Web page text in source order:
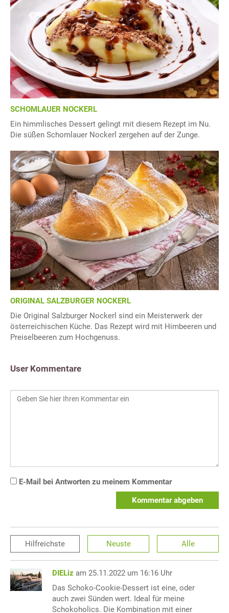
SCHOMLAUER NOCKERL
Ein himmlisches Dessert gelingt mit diesem Rezept im Nu.
Die süßen Schomlauer Nockerl zergehen auf der Zunge.
ORIGINAL SALZBURGER NOCKERL
Die Original Salzburger Nockerl sind ein Meisterwerk der
österreichischen Küche. Das Rezept wird mit Himbeeren und
Preiselbeeren zum Hochgenuss.
User Kommentare
E-Mail bei Antworten zu meinem Kommentar
Kommentar abgeben
Hilfreichste Neuste Alle
DIELiz am 25.11.2022 um 16:16 Uhr
Das Schoko-Cookie-Dessert ist eine, oder
auch zwei Sünden wert. Ideal für meine
Schokoholics. Die Kombination mit einer